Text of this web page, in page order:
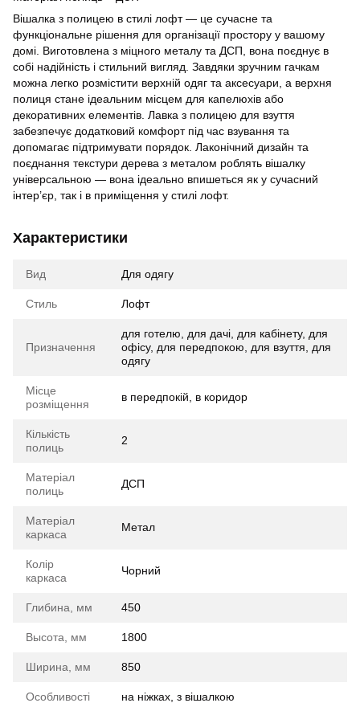
Вішалка з полицею в стилі лофт — це сучасне та
функціональне рішення для організації простору у вашому
домі. Виготовлена з міцного металу та ДСП, вона поєднує в
собі надійність і стильний вигляд. Завдяки зручним гачкам
можна легко розмістити верхній одяг та аксесуари, а верхня
полиця стане ідеальним місцем для капелюхів або
декоративних елементів. Лавка з полицею для взуття
забезпечує додатковий комфорт під час взування та
допомагає підтримувати порядок. Лаконічний дизайн та
поєднання текстури дерева з металом роблять вішалку
універсальною — вона ідеально впишеться як у сучасний
інтер’єр, так і в приміщення у стилі лофт.
Характеристики
Вид Для одягу
Стиль Лофт
Призначення
для готелю, для дачі, для кабінету, для
офісу, для передпокою, для взуття, для
одягу
Місце
розміщення
в передпокій, в коридор
Кількість
полиць
2
Матеріал
полиць
ДСП
Матеріал
каркаса
Метал
Колір
каркаса
Чорний
Глибина, мм 450
Высота, мм 1800
Ширина, мм 850
Особливості на ніжках, з вішалкою